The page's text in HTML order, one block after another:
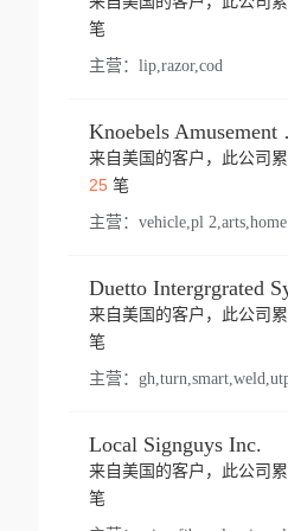
笔
主营： lip,razor,cod
来自美国的客户，此公司
25笔
主营：
来自美国的客户，此公司
笔
主营：
Local Signguys Inc.
来自美国的客户，此公司
笔